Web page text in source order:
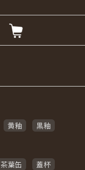
黄釉
黒釉
茶葉缶
蓋杯